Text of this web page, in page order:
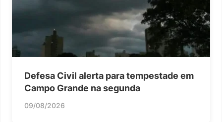
Defesa Civil alerta para tempestade em
Campo Grande na segunda
09/08/2026